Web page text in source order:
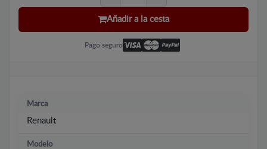
Añadir a la cesta
Pago seguro
Marca
Renault
Modelo